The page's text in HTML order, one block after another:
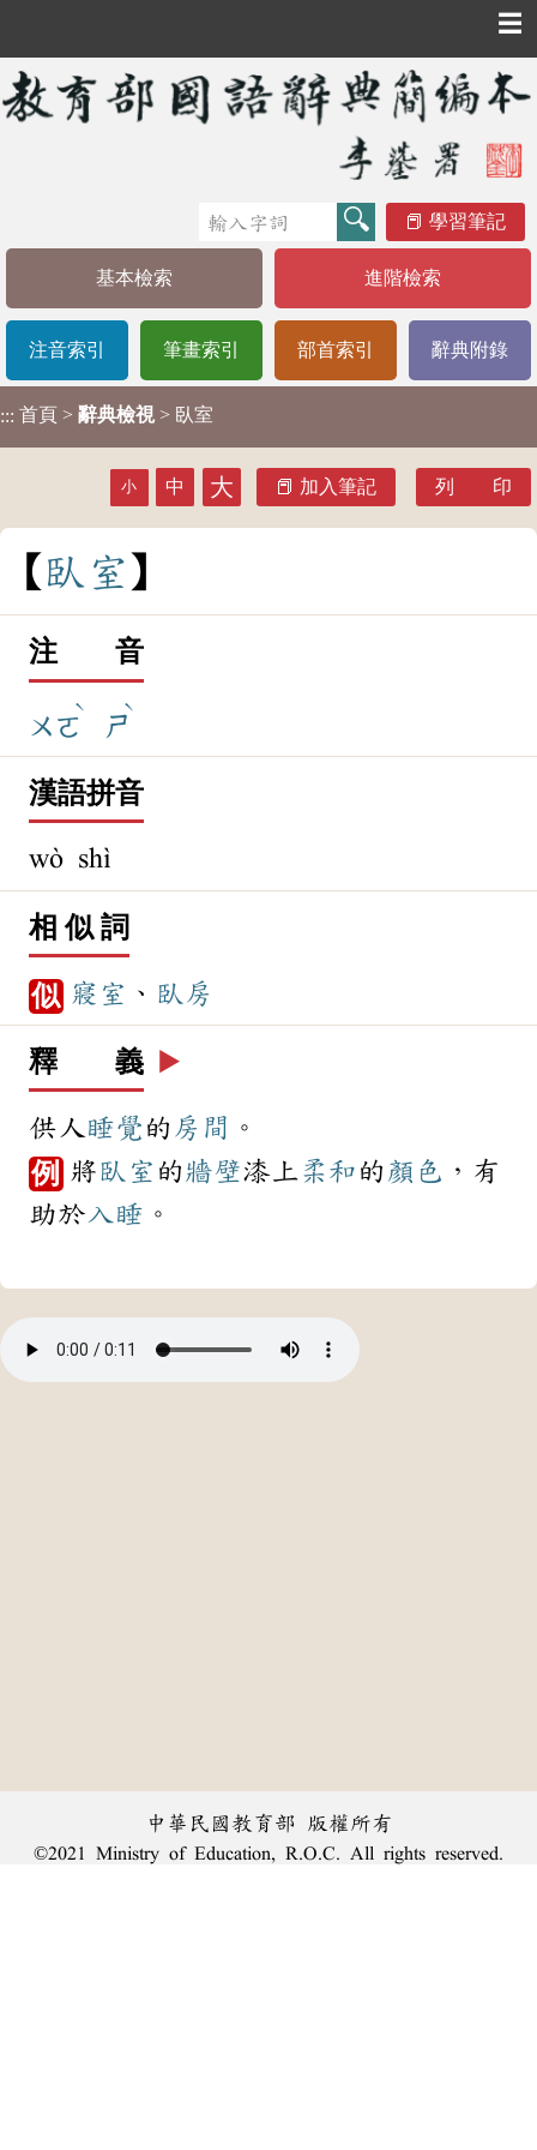
☰
學習筆記
基本檢索 進階檢索
注音索引 筆畫索引 部首索引 辭典附錄
::: 首頁 > 辭典檢視 > 臥室
小 中 大 加入筆記 列 印
臥 室
注 音
ㄨㄛ
ˋ
ㄕ
ˋ
漢語拼音
wò shì
相 似 詞
似 寢室 、 臥房
釋 義 ▶️
供人睡覺 的 房間 。
例 將臥室 的 牆壁漆上柔和 的 顏色 ，有
助於入睡 。
中華民國教育部 版權所有
©2021 Ministry of Education, R.O.C. All rights reserved.